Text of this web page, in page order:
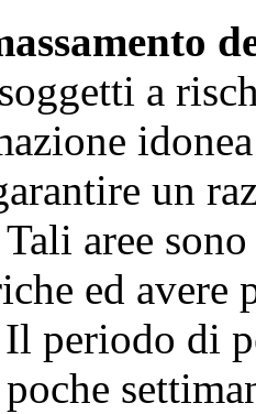
a
un
Tali aree
ed
periodo di